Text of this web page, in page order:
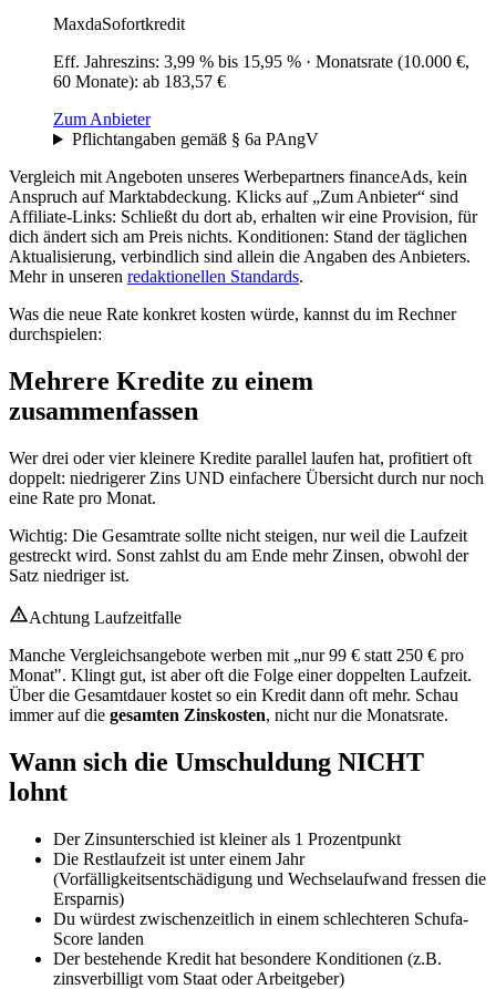
MaxdaSofortkredit
Eff. Jahreszins: 3,99 % bis 15,95 % · Monatsrate (10.000 €,
60 Monate): ab 183,57 €
Zum Anbieter
Pflichtangaben gemäß § 6a PAngV
Vergleich mit Angeboten unseres Werbepartners financeAds, kein
Anspruch auf Marktabdeckung. Klicks auf „Zum Anbieter“ sind
Affiliate-Links: Schließt du dort ab, erhalten wir eine Provision, für
dich ändert sich am Preis nichts. Konditionen: Stand der täglichen
Aktualisierung, verbindlich sind allein die Angaben des Anbieters.
Mehr in unseren redaktionellen Standards.
Was die neue Rate konkret kosten würde, kannst du im Rechner
durchspielen:
Mehrere Kredite zu einem
zusammenfassen
Wer drei oder vier kleinere Kredite parallel laufen hat, profitiert oft
doppelt: niedrigerer Zins UND einfachere Übersicht durch nur noch
eine Rate pro Monat.
Wichtig: Die Gesamtrate sollte nicht steigen, nur weil die Laufzeit
gestreckt wird. Sonst zahlst du am Ende mehr Zinsen, obwohl der
Satz niedriger ist.
Achtung Laufzeitfalle
Manche Vergleichsangebote werben mit „nur 99 € statt 250 € pro
Monat". Klingt gut, ist aber oft die Folge einer doppelten Laufzeit.
Über die Gesamtdauer kostet so ein Kredit dann oft mehr. Schau
immer auf die gesamten Zinskosten, nicht nur die Monatsrate.
Wann sich die Umschuldung NICHT
lohnt
Der Zinsunterschied ist kleiner als 1 Prozentpunkt
Die Restlaufzeit ist unter einem Jahr
(Vorfälligkeitsentschädigung und Wechselaufwand fressen die
Ersparnis)
Du würdest zwischenzeitlich in einem schlechteren Schufa-
Score landen
Der bestehende Kredit hat besondere Konditionen (z.B.
zinsverbilligt vom Staat oder Arbeitgeber)